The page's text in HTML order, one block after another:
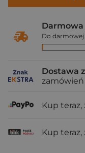
Darmowa
Do darmowej
Dostawa
zamówień
Kup teraz,
Kup teraz,